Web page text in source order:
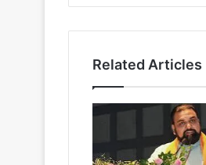
Related Articles